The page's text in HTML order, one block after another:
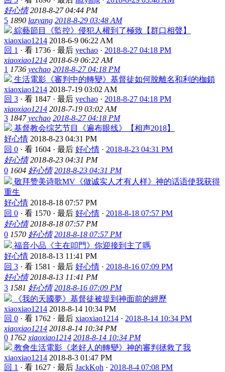
好心情 2018-8-27 04:44 PM
5 1890 lazyang 2018-8-29 03:48 AM
綜藝節目《監控》侵犯人權到了極致【群口相聲】
xiaoxiao1214 2018-6-9 06:22 AM
回 1 · 看 1736 · 最后 yechao · 2018-8-27 04:18 PM
xiaoxiao1214 2018-6-9 06:22 AM
1 1736 yechao 2018-8-27 04:18 PM
生活電影《審判中的轉變》基督徒如何脫離名和利的枷鎖
xiaoxiao1214 2018-7-19 03:02 AM
回 3 · 看 1847 · 最后 yechao · 2018-8-27 04:18 PM
xiaoxiao1214 2018-7-19 03:02 AM
3 1847 yechao 2018-8-27 04:18 PM
基督教会综艺节目《遍布眼线》【相声2018】
好心情 2018-8-23 04:31 PM
回 0 · 看 1604 · 最后 好心情 · 2018-8-23 04:31 PM
好心情 2018-8-23 04:31 PM
0 1604 好心情 2018-8-23 04:31 PM
敬拜赞美诗歌MV《做诚实人才有人样》神的话语使我获得
重生
好心情 2018-8-18 07:57 PM
回 0 · 看 1570 · 最后 好心情 · 2018-8-18 07:57 PM
好心情 2018-8-18 07:57 PM
0 1570 好心情 2018-8-18 07:57 PM
福音小品《主在叩門》你迎接到主了嗎
好心情 2018-8-13 11:41 PM
回 3 · 看 1581 · 最后 好心情 · 2018-8-16 07:09 PM
好心情 2018-8-13 11:41 PM
3 1581 好心情 2018-8-16 07:09 PM
《我的天國夢》基督徒被提到神面前的經歷
xiaoxiao1214 2018-8-14 10:34 PM
回 0 · 看 1762 · 最后 xiaoxiao1214 · 2018-8-14 10:34 PM
xiaoxiao1214 2018-8-14 10:34 PM
0 1762 xiaoxiao1214 2018-8-14 10:34 PM
教會生活電影《老好人的轉變》神的審判拯救了我
xiaoxiao1214 2018-8-3 01:47 PM
回 1 · 看 1627 · 最后 JackKoh · 2018-8-4 07:08 PM